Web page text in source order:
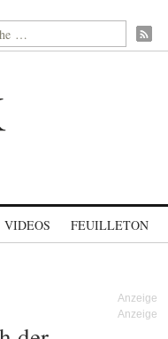
VIDEOS FEUILLETON